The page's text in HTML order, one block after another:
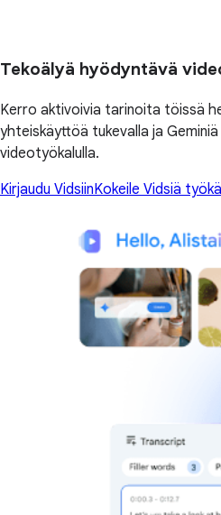
Tekoälyä hyödyntävä
Kerro aktivoivia tarinoita töissä
yhteiskäyttöä tukevalla ja
videotyökalulla.
Kirjaudu VidsiinKokeile Vidsiä